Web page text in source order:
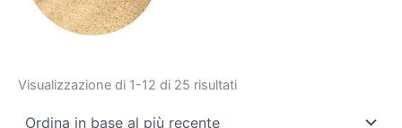
Visualizzazione di 1-12 di 25 risultati